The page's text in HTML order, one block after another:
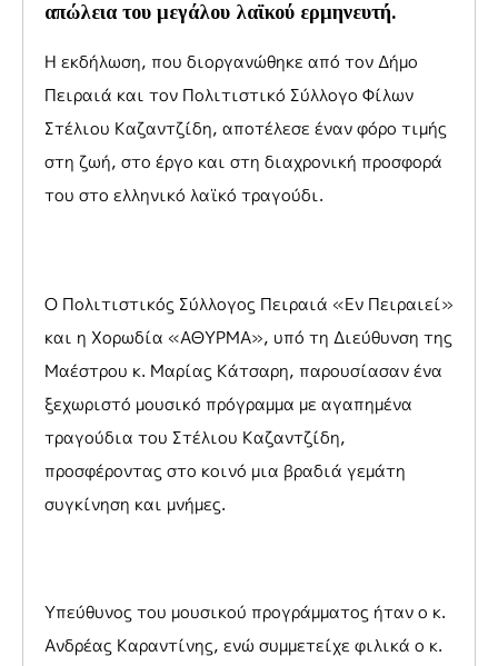
απώλεια του μεγάλου λαϊκού ερμηνευτή.
Η εκδήλωση, που διοργανώθηκε από τον Δήμο
Πειραιά και τον Πολιτιστικό Σύλλογο Φίλων
Στέλιου Καζαντζίδη, αποτέλεσε έναν φόρο τιμής
στη ζωή, στο έργο και στη διαχρονική προσφορά
του στο ελληνικό λαϊκό τραγούδι.
Ο Πολιτιστικός Σύλλογος Πειραιά «Εν Πειραιεί»
και η Χορωδία «ΑΘΥΡΜΑ», υπό τη Διεύθυνση της
Μαέστρου κ. Μαρίας Κάτσαρη, παρουσίασαν ένα
ξεχωριστό μουσικό πρόγραμμα με αγαπημένα
τραγούδια του Στέλιου Καζαντζίδη,
προσφέροντας στο κοινό μια βραδιά γεμάτη
συγκίνηση και μνήμες.
Υπεύθυνος του μουσικού προγράμματος ήταν ο κ.
Ανδρέας Καραντίνης, ενώ συμμετείχε φιλικά ο κ.